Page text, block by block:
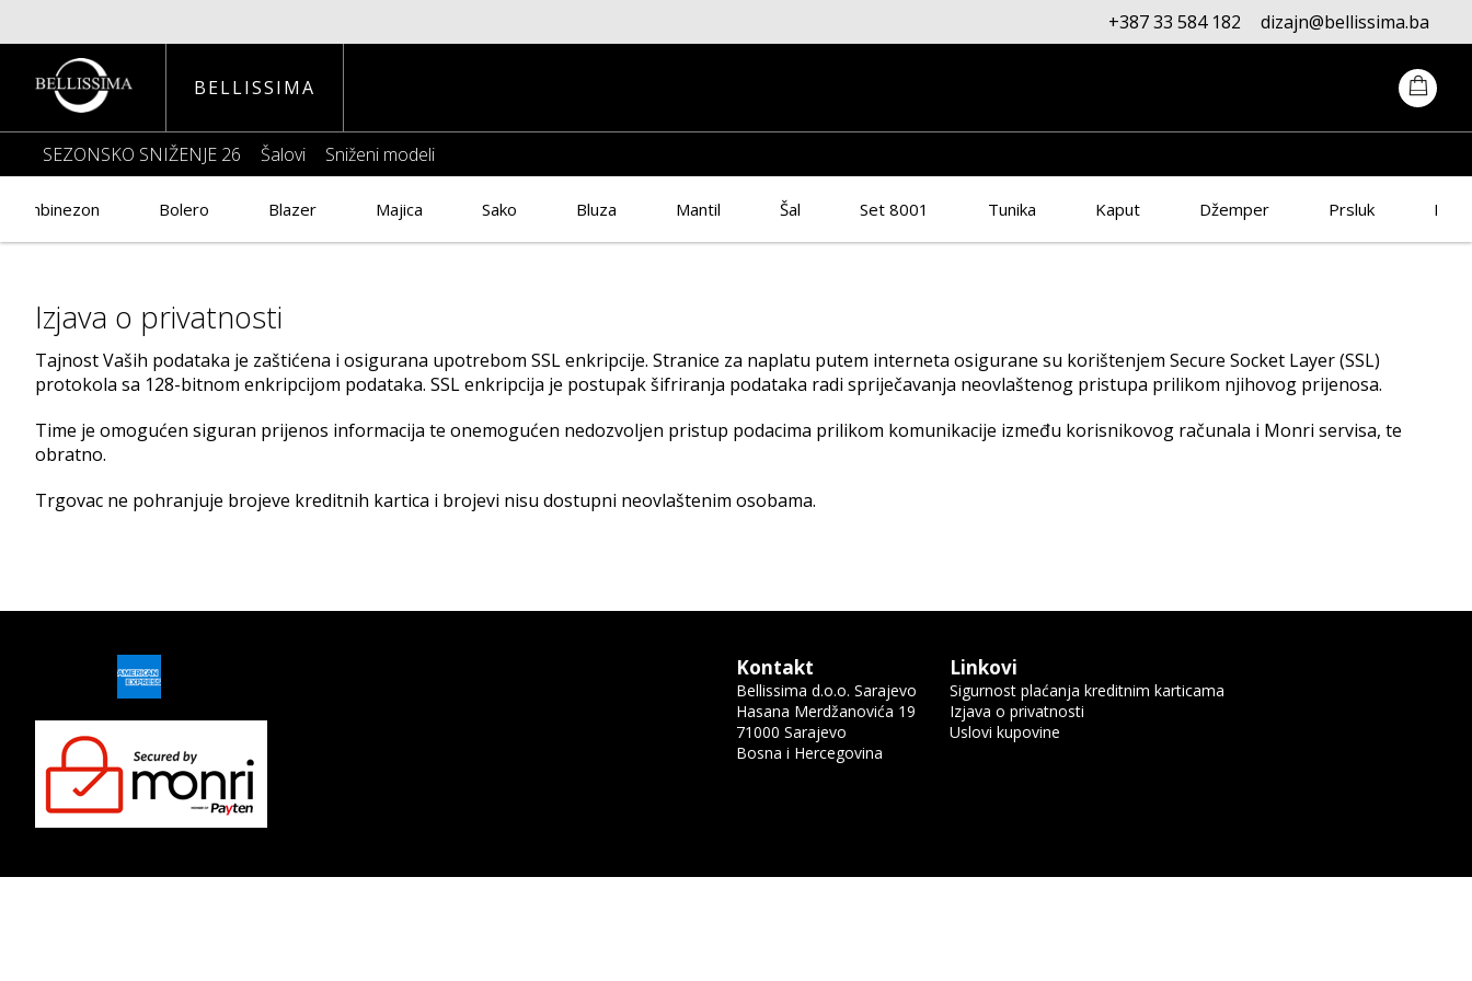
+387 33 584 182 dizajn@bellissima.ba
BELLISSIMA
SEZONSKO SNIŽENJE 26 Šalovi Sniženi modeli
Bolero Blazer Majica Sako Bluza Mantil Šal Set 8001 Tunika Kaput Džemper Prsluk
Izjava o privatnosti
Tajnost Vaših podataka je zaštićena i osigurana upotrebom SSL enkripcije. Stranice za naplatu putem interneta osigurane su korištenjem Secure Socket Layer (SSL)
protokola sa 128-bitnom enkripcijom podataka. SSL enkripcija je postupak šifriranja podataka radi spriječavanja neovlaštenog pristupa prilikom njihovog prijenosa.
Time je omogućen siguran prijenos informacija te onemogućen nedozvoljen pristup podacima prilikom komunikacije između korisnikovog računala i Monri servisa, te
obratno.
Trgovac ne pohranjuje brojeve kreditnih kartica i brojevi nisu dostupni neovlaštenim osobama.
Kontakt
Bellissima d.o.o. Sarajevo
Hasana Merdžanovića 19
71000 Sarajevo
Bosna i Hercegovina
Linkovi
Sigurnost plaćanja kreditnim karticama
Izjava o privatnosti
Uslovi kupovine